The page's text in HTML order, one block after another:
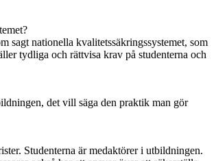
sagt nationella kvalitetssäkringssystemet, som
tydliga och rättvisa krav på studenterna och
det vill säga den praktik man gör
Studenterna är medaktörer i utbildningen.